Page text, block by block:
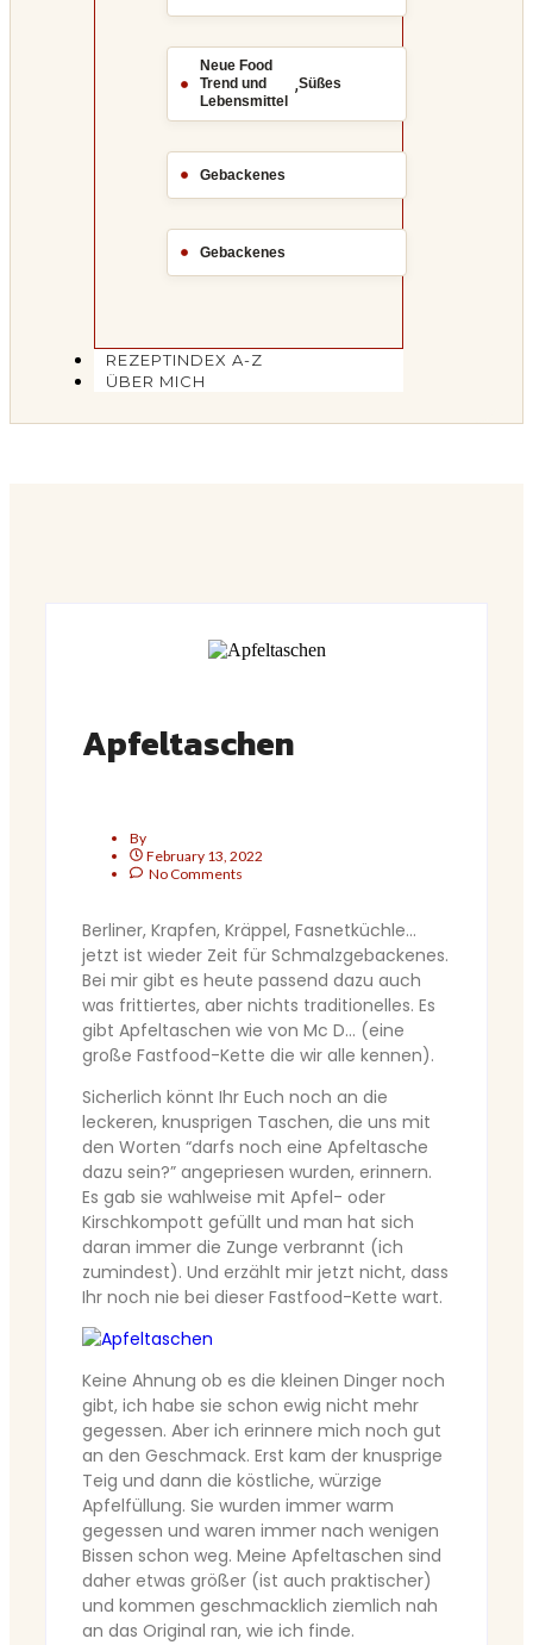
Neue Food
Trend und
Lebensmittel
,Süßes
Gebackenes
Gebackenes
REZEPTINDEX A-Z
ÜBER MICH
Apfeltaschen
By
February 13, 2022
No Comments
Berliner, Krapfen, Kräppel, Fasnetküchle…
jetzt ist wieder Zeit für Schmalzgebackenes.
Bei mir gibt es heute passend dazu auch
was frittiertes, aber nichts traditionelles. Es
gibt Apfeltaschen wie von Mc D… (eine
große Fastfood-Kette die wir alle kennen).
Sicherlich könnt Ihr Euch noch an die
leckeren, knusprigen Taschen, die uns mit
den Worten “darfs noch eine Apfeltasche
dazu sein?” angepriesen wurden, erinnern.
Es gab sie wahlweise mit Apfel- oder
Kirschkompott gefüllt und man hat sich
daran immer die Zunge verbrannt (ich
zumindest). Und erzählt mir jetzt nicht, dass
Ihr noch nie bei dieser Fastfood-Kette wart.
Keine Ahnung ob es die kleinen Dinger noch
gibt, ich habe sie schon ewig nicht mehr
gegessen. Aber ich erinnere mich noch gut
an den Geschmack. Erst kam der knusprige
Teig und dann die köstliche, würzige
Apfelfüllung. Sie wurden immer warm
gegessen und waren immer nach wenigen
Bissen schon weg. Meine Apfeltaschen sind
daher etwas größer (ist auch praktischer)
und kommen geschmacklich ziemlich nah
an das Original ran, wie ich finde.